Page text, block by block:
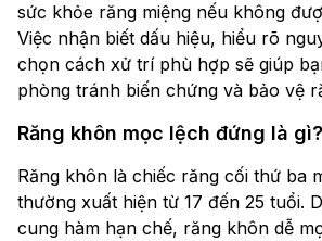
sức khỏe răng miệng nếu không
Việc nhận biết dấu hiệu, hiểu rõ
chọn cách xử trí phù hợp sẽ giúp
phòng tránh biến chứng và bảo vệ
Răng khôn mọc lệch đứng là gì?
Răng khôn là chiếc răng cối thứ ba
thường xuất hiện từ 17 đến 25 tuổi.
cung hàm hạn chế, răng khôn dễ